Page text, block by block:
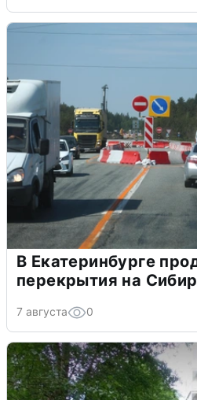
В Екатеринбурге
перекрытия на
7 августа 0